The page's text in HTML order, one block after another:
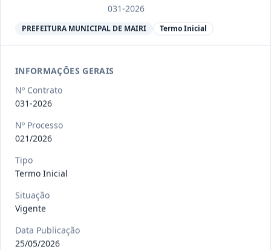
Termo
contrato a contratação de emp
Situação
012-
2023
Termo
Inicial
para apresentação musi
031-2026
PREFEITURA MUNICIPAL DE MAIRI Termo Inicial
INFORMAÇÕES GERAIS
Nº Contrato
031-2026
Nº Processo
021/2026
Tipo
Termo Inicial
Situação
Vigente
Data Publicação
25/05/2026